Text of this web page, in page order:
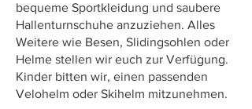
bequeme Sportkleidung und saubere
Hallenturnschuhe anzuziehen. Alles
Weitere wie Besen, Slidingsohlen oder
Helme stellen wir euch zur Verfügung.
Kinder bitten wir, einen passenden
Velohelm oder Skihelm mitzunehmen.